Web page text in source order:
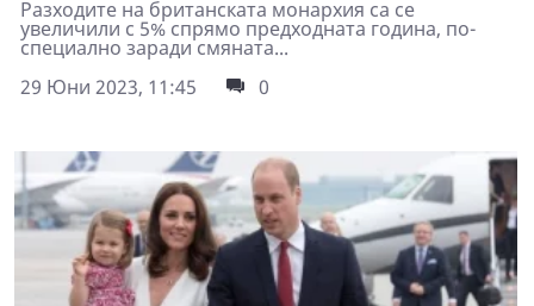
Разходите на британската монархия са се
увеличили с 5% спрямо предходната година, по-
специално заради смяната...
29 Юни 2023, 11:45
0